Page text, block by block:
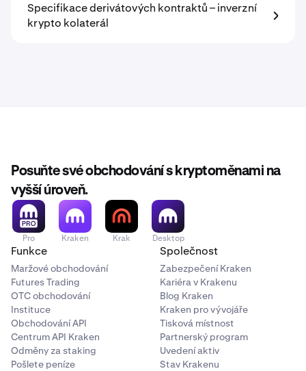
Specifikace derivátových kontraktů – inverzní
krypto kolaterál
Posuňte své obchodování s kryptoměnami na
vyšší úroveň.
Pro Kraken Krak Desktop
Funkce
Maržové obchodování
Futures Trading
OTC obchodování
Instituce
Obchodování API
Centrum API Kraken
Odměny za staking
Pošlete peníze
Společnost
Zabezpečení Kraken
Kariéra v Krakenu
Blog Kraken
Kraken pro vývojáře
Tisková místnost
Partnerský program
Uvedení aktiv
Stav Krakenu